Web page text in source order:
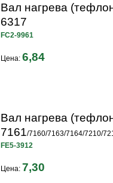
Вал нагрева
6317
FC2-9961
Цена: 6,84
Вал нагрева
7161/7160/7163/7164/7210/
FE5-3912
Цена: 7,30